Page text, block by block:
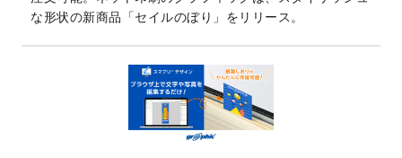
な形状の新商品「セイルのぼり」をリリース。